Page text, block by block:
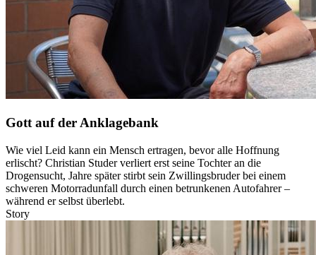
Gott auf der Anklagebank
Wie viel Leid kann ein Mensch ertragen, bevor alle Hoffnung
erlischt? Christian Studer verliert erst seine Tochter an die
Drogensucht, Jahre später stirbt sein Zwillingsbruder bei einem
schweren Motorradunfall durch einen betrunkenen Autofahrer –
während er selbst überlebt.
Story